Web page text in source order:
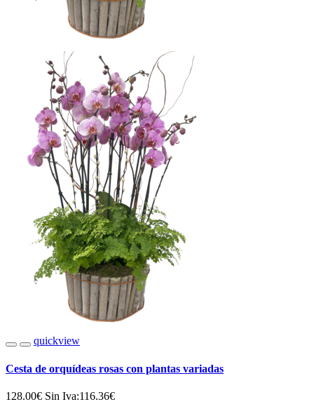
quickview
Cesta de orquídeas rosas con plantas variadas
128.00€ Sin Iva:116.36€